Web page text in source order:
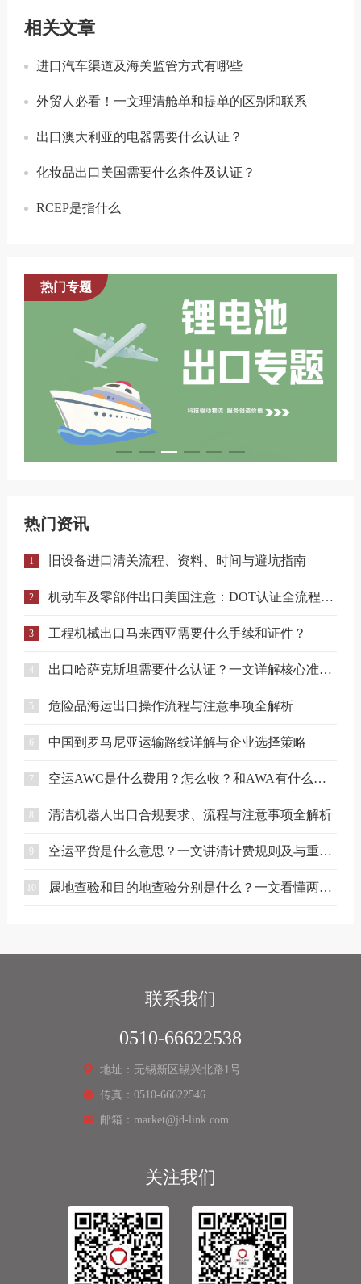
相关文章
进口汽车渠道及海关监管方式有哪些
外贸人必看！一文理清舱单和提单的区别和联系
出口澳大利亚的电器需要什么认证？
化妆品出口美国需要什么条件及认证？
RCEP是指什么
热门专题
热门资讯
1 旧设备进口清关流程、资料、时间与避坑指南
2 机动车及零部件出口美国注意：DOT认证全流程与合规要点详解
3 工程机械出口马来西亚需要什么手续和证件？
4 出口哈萨克斯坦需要什么认证？一文详解核心准入要求
5 危险品海运出口操作流程与注意事项全解析
6 中国到罗马尼亚运输路线详解与企业选择策略
7 空运AWC是什么费用？怎么收？和AWA有什么区别？
清洁机器人出口合规要求、流程与注意事项全解析
9 空运平货是什么意思？一文讲清计费规则及与重货、泡货的区别
属地查验和目的地查验分别是什么？一文看懂两者区别
联系我们
0510-66622538
地址：无锡新区锡兴北路1号
传真：0510-66622546
邮箱：market@jd-link.com
关注我们